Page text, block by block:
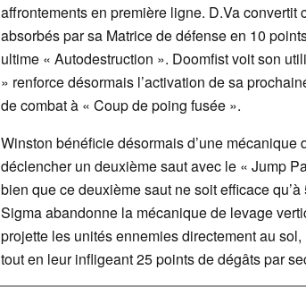
affrontements en première ligne. D.Va
absorbés par sa Matrice de défense en 10
ultime « Autodestruction ». Doomfist voit son
» renforce désormais l’activation de sa
de combat à « Coup de poing fusée ».
Winston bénéficie désormais d’une
déclencher un deuxième saut avec le « Jump
bien que ce deuxième saut ne soit efficace
Sigma abandonne la mécanique de levage
projette les unités ennemies directement au
tout en leur infligeant 25 points de dégâts par